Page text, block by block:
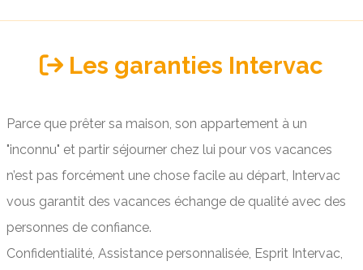
Les garanties Intervac
Parce que prêter sa maison, son appartement à un
"inconnu" et partir séjourner chez lui pour vos vacances
n’est pas forcément une chose facile au départ, Intervac
vous garantit des vacances échange de qualité avec des
personnes de confiance.
Confidentialité, Assistance personnalisée, Esprit Intervac,